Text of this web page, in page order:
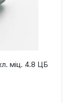
міц. 4.8 ЦБ